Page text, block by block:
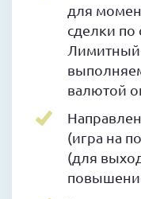
для
сделки по
Лимитный
валютой
(игра на
(для